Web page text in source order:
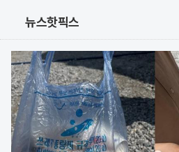
뉴스핫픽스